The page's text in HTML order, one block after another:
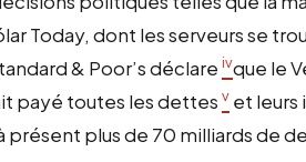
Today, dont les serveurs se
& Poor’s déclare ivque le
payé toutes les dettesv et leurs
présent plus de 70 milliards de